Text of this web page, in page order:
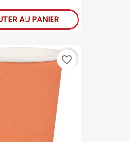
AU PANIER
favorite_border